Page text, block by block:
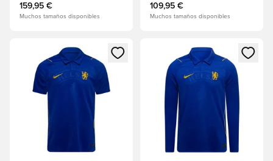
159,95 €
Muchos tamaños disponibles
109,95 €
Muchos tamaños disponibles
Abre un modal para iniciar sesión o registrarse como
Abre un modal para iniciar